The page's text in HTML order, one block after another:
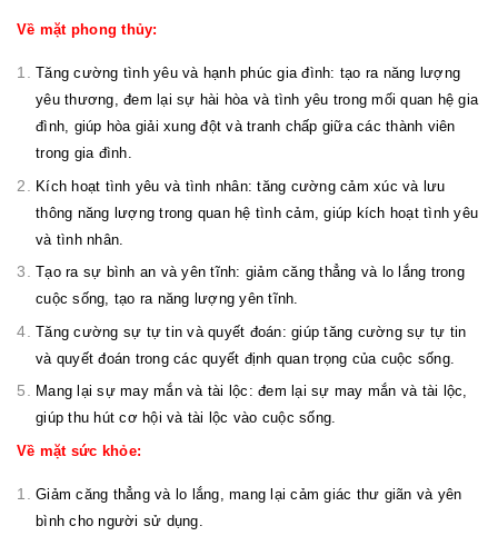
Về mặt phong thủy:
Tăng cường tình yêu và hạnh phúc gia đình: tạo ra năng lượng
yêu thương, đem lại sự hài hòa và tình yêu trong mối quan hệ gia
đình, giúp hòa giải xung đột và tranh chấp giữa các thành viên
trong gia đình.
Kích hoạt tình yêu và tình nhân: tăng cường cảm xúc và lưu
thông năng lượng trong quan hệ tình cảm, giúp kích hoạt tình yêu
và tình nhân.
Tạo ra sự bình an và yên tĩnh: giảm căng thẳng và lo lắng trong
cuộc sống, tạo ra năng lượng yên tĩnh.
Tăng cường sự tự tin và quyết đoán: giúp tăng cường sự tự tin
và quyết đoán trong các quyết định quan trọng của cuộc sống.
Mang lại sự may mắn và tài lộc: đem lại sự may mắn và tài lộc,
giúp thu hút cơ hội và tài lộc vào cuộc sống.
Về mặt sức khỏe:
Giảm căng thẳng và lo lắng, mang lại cảm giác thư giãn và yên
bình cho người sử dụng.